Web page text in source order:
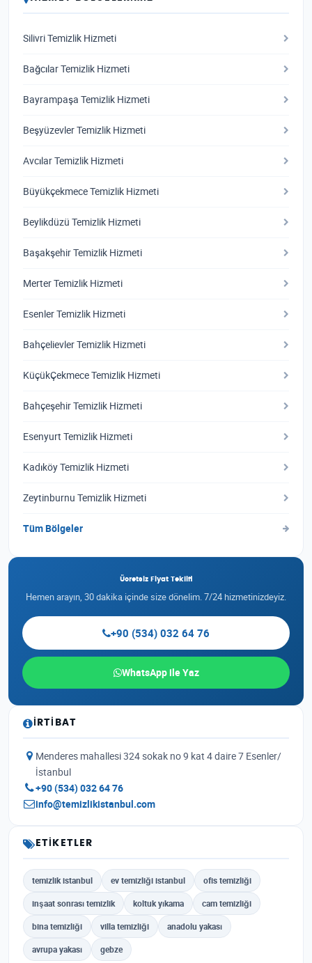
Silivri Temizlik Hizmeti
Bağcılar Temizlik Hizmeti
Bayrampaşa Temizlik Hizmeti
Beşyüzevler Temizlik Hizmeti
Avcılar Temizlik Hizmeti
Büyükçekmece Temizlik Hizmeti
Beylikdüzü Temizlik Hizmeti
Başakşehir Temizlik Hizmeti
Merter Temizlik Hizmeti
Esenler Temizlik Hizmeti
Bahçelievler Temizlik Hizmeti
KüçükÇekmece Temizlik Hizmeti
Bahçeşehir Temizlik Hizmeti
Esenyurt Temizlik Hizmeti
Kadıköy Temizlik Hizmeti
Zeytinburnu Temizlik Hizmeti
Tüm Bölgeler
Ücretsiz Fiyat Teklifi
Hemen arayın, 30 dakika içinde size dönelim. 7/24 hizmetinizdeyiz.
+90 (534) 032 64 76
WhatsApp ile Yaz
İRTIBAT
Menderes mahallesi 324 sokak no 9 kat 4 daire 7 Esenler/
İstanbul
+90 (534) 032 64 76
info@temizlikistanbul.com
ETIKETLER
temizlik istanbul ev temizliği istanbul ofis temizliği
inşaat sonrası temizlik koltuk yıkama cam temizliği
bina temizliği villa temizliği anadolu yakası
avrupa yakası gebze